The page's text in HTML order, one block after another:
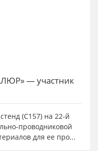
— участник
(С157) на 22-й
проводниковой
для ее про...